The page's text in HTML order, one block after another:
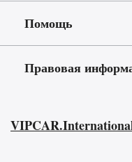
Помощь
Правовая